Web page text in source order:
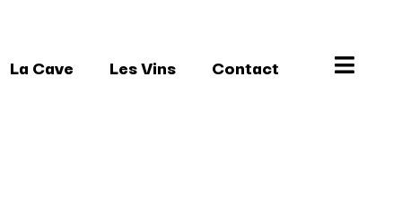
La Cave Les Vins Contact